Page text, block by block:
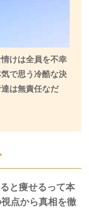
けは全員を不幸
で思う冷酷な決
は無責任なだ
と痩せるって本
点から真相を徹